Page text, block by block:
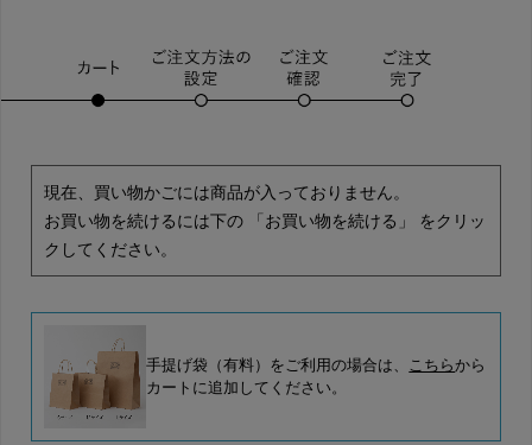
現在、買い物かごには商品が入っておりません。
お買い物を続けるには下の 「お買い物を続ける」 をクリッ
クしてください。
手提げ袋（有料）をご利用の場合は、 こちらから
カートに追加してください。